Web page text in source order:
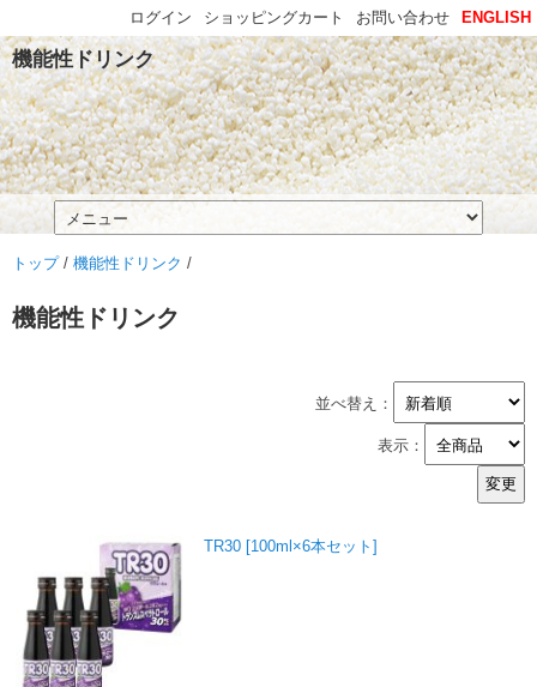
機能性ドリンク
トップ/ 機能性ドリンク /
機能性ドリンク
並べ替え：
表示：
TR30 [100ml×6本セット]
ENGLISH
お問い合わせ
ショッピングカート
ログイン